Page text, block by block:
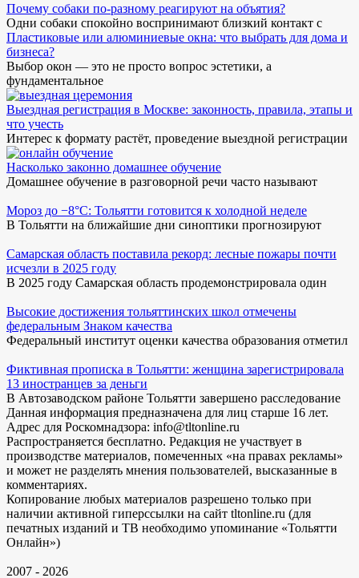
Почему собаки по-разному реагируют на объятия?
Одни собаки спокойно воспринимают близкий контакт с
Пластиковые или алюминиевые окна: что выбрать для дома и
бизнеса?
Выбор окон — это не просто вопрос эстетики, а
фундаментальное
Выездная регистрация в Москве: законность, правила, этапы и
что учесть
Интерес к формату растёт, проведение выездной регистрации
Насколько законно домашнее обучение
Домашнее обучение в разговорной речи часто называют
Мороз до −8°C: Тольятти готовится к холодной неделе
В Тольятти на ближайшие дни синоптики прогнозируют
Самарская область поставила рекорд: лесные пожары почти
исчезли в 2025 году
В 2025 году Самарская область продемонстрировала один
Высокие достижения тольяттинских школ отмечены
федеральным Знаком качества
Федеральный институт оценки качества образования отметил
Фиктивная прописка в Тольятти: женщина зарегистрировала
13 иностранцев за деньги
В Автозаводском районе Тольятти завершено расследование
Данная информация предназначена для лиц старше 16 лет.
Адрес для Роскомнадзора: info@tltonline.ru
Распространяется бесплатно. Редакция не участвует в
производстве материалов, помеченных «на правах рекламы»
и может не разделять мнения пользователей, высказанные в
комментариях.
Копирование любых материалов разрешено только при
наличии активной гиперссылки на сайт tltonline.ru (для
печатных изданий и ТВ необходимо упоминание «Тольятти
Онлайн»)
2007 - 2026